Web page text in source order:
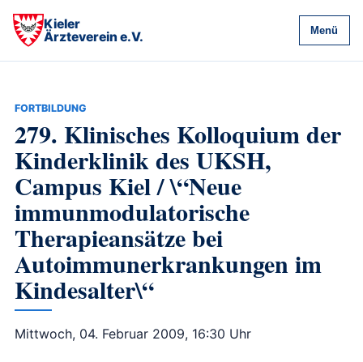
Kieler
Ärzteverein e.V.
Menü
FORTBILDUNG
279. Klinisches Kolloquium der
Kinderklinik des UKSH,
Campus Kiel / \“Neue
immunmodulatorische
Therapieansätze bei
Autoimmunerkrankungen im
Kindesalter\“
Mittwoch, 04. Februar 2009, 16:30 Uhr